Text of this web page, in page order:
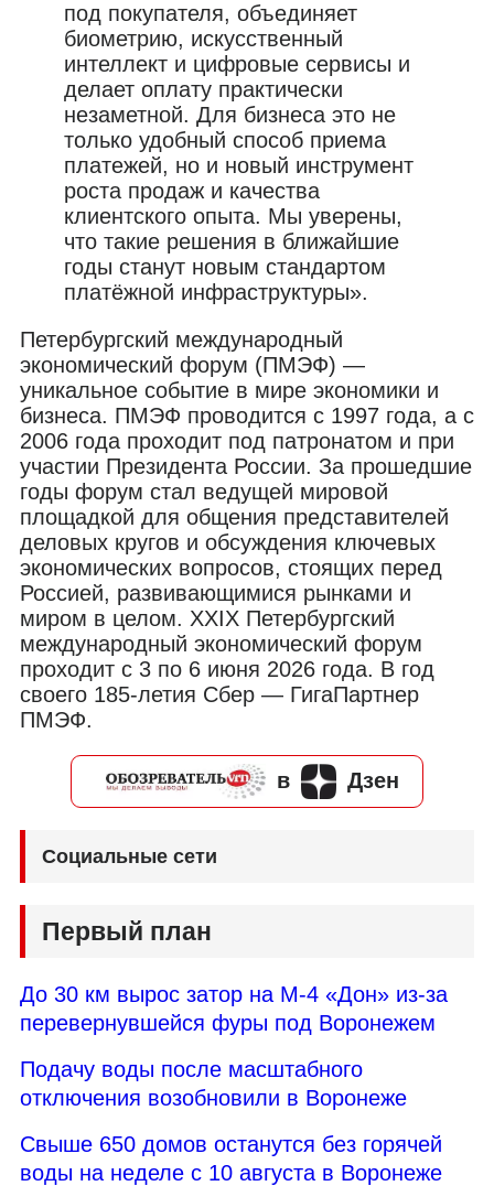
под покупателя, объединяет
биометрию, искусственный
интеллект и цифровые сервисы и
делает оплату практически
незаметной. Для бизнеса это не
только удобный способ приема
платежей, но и новый инструмент
роста продаж и качества
клиентского опыта. Мы уверены,
что такие решения в ближайшие
годы станут новым стандартом
платёжной инфраструктуры».
Петербургский международный
экономический форум (ПМЭФ) —
уникальное событие в мире экономики и
бизнеса. ПМЭФ проводится с 1997 года, а с
2006 года проходит под патронатом и при
участии Президента России. За прошедшие
годы форум стал ведущей мировой
площадкой для общения представителей
деловых кругов и обсуждения ключевых
экономических вопросов, стоящих перед
Россией, развивающимися рынками и
миром в целом. XXIX Петербургский
международный экономический форум
проходит с 3 по 6 июня 2026 года. В год
своего 185-летия Сбер — ГигаПартнер
ПМЭФ.
в Дзен
Социальные сети
Первый план
До 30 км вырос затор на М-4 «Дон» из-за
перевернувшейся фуры под Воронежем
Подачу воды после масштабного
отключения возобновили в Воронеже
Свыше 650 домов останутся без горячей
воды на неделе с 10 августа в Воронеже